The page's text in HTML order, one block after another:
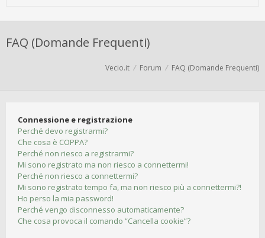
FAQ (Domande Frequenti)
Vecio.it Forum FAQ (Domande Frequenti)
Connessione e registrazione
Perché devo registrarmi?
Che cosa è COPPA?
Perché non riesco a registrarmi?
Mi sono registrato ma non riesco a connettermi!
Perché non riesco a connettermi?
Mi sono registrato tempo fa, ma non riesco più a connettermi?!
Ho perso la mia password!
Perché vengo disconnesso automaticamente?
Che cosa provoca il comando “Cancella cookie”?